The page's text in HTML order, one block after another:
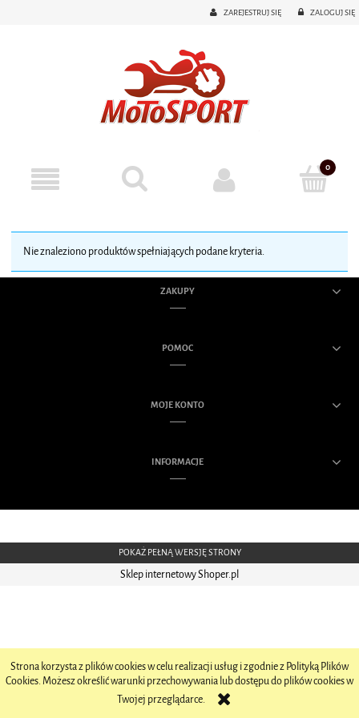
Strona korzysta z plików cookies w celu realizacji usług i zgodnie z Polityką Plików
Cookies. Możesz określić warunki przechowywania lub dostępu do plików cookies w
Twojej przeglądarce.
ZAREJESTRUJ SIĘ ZALOGUJ SIĘ
Nie znaleziono produktów spełniających podane kryteria.
ZAKUPY
POMOC
MOJE KONTO
INFORMACJE
POKAŻ PEŁNĄ WERSJĘ STRONY
Sklep internetowy Shoper.pl